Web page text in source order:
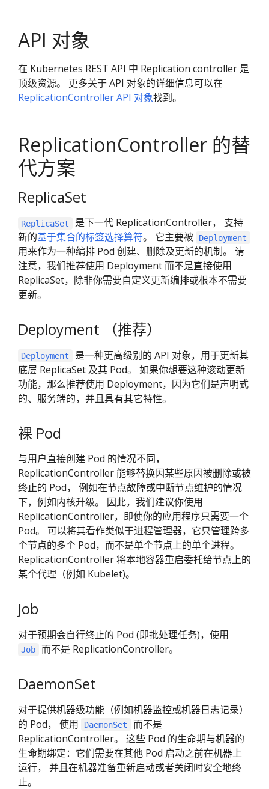
API 对象
在 Kubernetes REST API 中 Replication controller 是
顶级资源。 更多关于 API 对象的详细信息可以在
ReplicationController API 对象找到。
ReplicationController 的替
代方案
ReplicaSet
ReplicaSet
是下一代 ReplicationController， 支持
新的基于集合的标签选择算符。 它主要被 Deployment
用来作为一种编排 Pod 创建、删除及更新的机制。 请
注意，我们推荐使用 Deployment 而不是直接使用
ReplicaSet，除非你需要自定义更新编排或根本不需要
更新。
Deployment （推荐）
Deployment
是一种更高级别的 API 对象，用于更新其
底层 ReplicaSet 及其 Pod。 如果你想要这种滚动更新
功能，那么推荐使用 Deployment，因为它们是声明式
的、服务端的，并且具有其它特性。
裸 Pod
与用户直接创建 Pod 的情况不同，
ReplicationController 能够替换因某些原因被删除或被
终止的 Pod， 例如在节点故障或中断节点维护的情况
下，例如内核升级。 因此，我们建议你使用
ReplicationController，即使你的应用程序只需要一个
Pod。 可以将其看作类似于进程管理器，它只管理跨多
个节点的多个 Pod，而不是单个节点上的单个进程。
ReplicationController 将本地容器重启委托给节点上的
某个代理（例如 Kubelet)。
Job
对于预期会自行终止的 Pod (即批处理任务)，使用
Job 而不是 ReplicationController。
DaemonSet
对于提供机器级功能（例如机器监控或机器日志记录）
的 Pod， 使用
DaemonSet
而不是
ReplicationController。 这些 Pod 的生命期与机器的
生命期绑定：它们需要在其他 Pod 启动之前在机器上
运行， 并且在机器准备重新启动或者关闭时安全地终
止。